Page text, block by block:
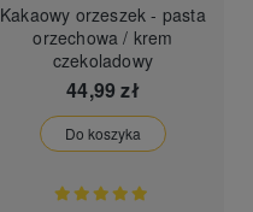
Kakaowy orzeszek - pasta
orzechowa / krem
czekoladowy
44,99 zł
Do koszyka